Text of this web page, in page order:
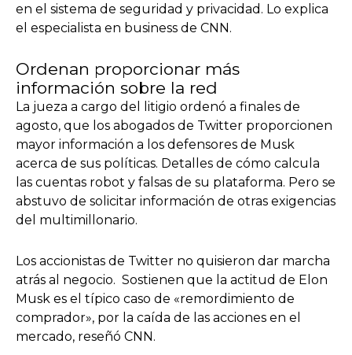
en el sistema de seguridad y privacidad. Lo explica
el especialista en business de CNN.
Ordenan proporcionar más
información sobre la red
La jueza a cargo del litigio ordenó a finales de
agosto, que los abogados de Twitter proporcionen
mayor información a los defensores de Musk
acerca de sus políticas. Detalles de cómo calcula
las cuentas robot y falsas de su plataforma. Pero se
abstuvo de solicitar información de otras exigencias
del multimillonario.
Los accionistas de Twitter no quisieron dar marcha
atrás al negocio. Sostienen que la actitud de Elon
Musk es el típico caso de «remordimiento de
comprador», por la caída de las acciones en el
mercado, reseñó CNN.